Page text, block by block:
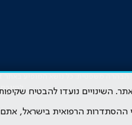
השינויים נועדו להבטיח
ההסתדרות הרפואית בישראל,